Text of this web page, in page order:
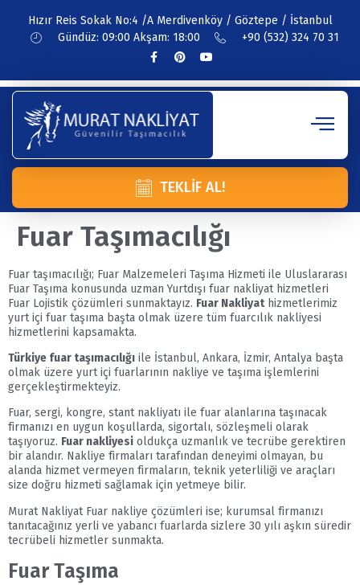
Hızır Reis Sokak No:4 /A Merdivenköy / Göztepe / İstanbul
Gündüz: 09:00 Akşam: 18:00
+90 (532) 324 70 31
TEKLIF AL!
Fuar Taşımacılığı
Fuar taşımacılığı; Fuar Malzemeleri Taşıma Hizmeti ile Uluslararası
Fuar Taşıma konusunda uzman Yurtdışı fuar nakliyat hizmetleri
Fuar Lojistik çözümleri sunmaktayız. Fuar Nakliyathizmetlerimiz
yurt içi fuar taşıma başta olmak üzere tüm fuarcılık nakliyesi
hizmetlerini kapsamakta.
Türkiye fuar taşımacılığı ile İstanbul, Ankara, İzmir, Antalya başta
olmak üzere yurt içi fuarlarının nakliye ve taşıma işlemlerini
gerçekleştirmekteyiz.
Fuar, sergi, kongre, stant nakliyatı ile fuar alanlarına taşınacak
firmanızı en uygun koşullarda, sigortalı, sözleşmeli olarak
taşıyoruz. Fuar nakliyesi oldukça uzmanlık ve tecrübe gerektiren
bir alandır. Nakliye firmaları tarafından deneyimi olmayan, bu
alanda hizmet vermeyen firmaların, teknik yeterliliği ve araçları
size doğru hizmeti sağlamak için yetmeye bilir.
Murat Nakliyat Fuar nakliye çözümleri ise; kurumsal firmanızı
tanıtacağınız yerli ve yabancı fuarlarda sizlere 30 yılı aşkın süredir
tecrübeli hizmetler sunmakta.
Fuar Taşıma